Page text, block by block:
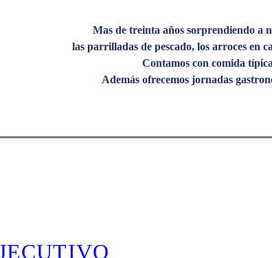
Mas de treinta años sorprendiendo a
las parrilladas de pescado, los arroces en
Contamos con comida
Además ofrecemos jornadas